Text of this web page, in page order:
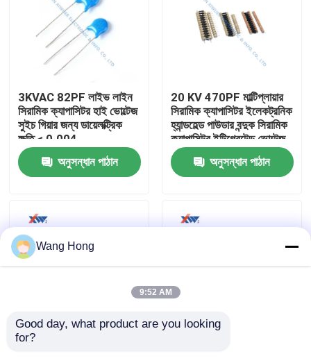
VR প্রদর্শন
আমাদের সম্পর্কে
কারখানা ভ্রমণ
মান নিয়ন্ত্রণ
যোগাযোগ করুন
উদ্ধৃতির জন্য আবেদন
3KVAC 82PF লাইভ লাইন
সিরামিক ক্যাপাসিটর হাই ভোল্টেজ
সুইচ গিয়ার জন্য ডায়েলক্ট্রিক
ক্ষতি < 0.004
অনুসন্ধান পাঠান
20 KV 470PF মাল্টিপ্লায়ার
সিরামিক ক্যাপাসিটর ইলেকট্রনিক
হ্যান্ডহেল্ড পাউডার বন্দুক সিরামিক
ক্যাপাসিটর ইন্টিগ্রেটেড ভোল্টেজ
ডবলার
অনুসন্ধান পাঠান
সুইচ গিয়ারের জন্য 15kv AC
Wang Hong
9:52 AM
Good day, what product are you looking
for?